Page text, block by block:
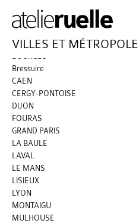
VILLES ET
ANGERS
BLOIS
BORDEAUX
BOURGES
Bressuire
CAEN
CERGY-PONTOISE
DIJON
FOURAS
GRAND PARIS
LA BAULE
LAVAL
LE MANS
LISIEUX
LYON
MONTAIGU
MULHOUSE